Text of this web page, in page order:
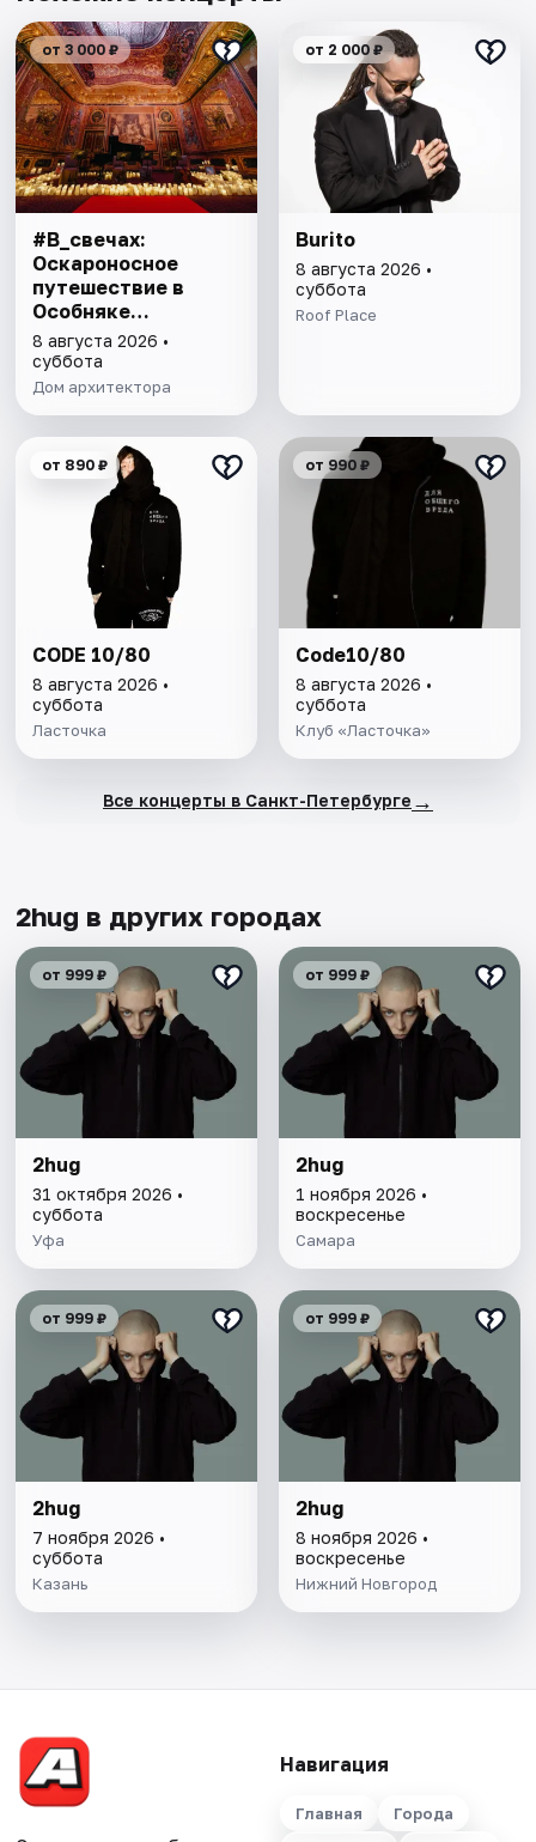
от 3 000 ₽
#В_свечах:
Оскароносное
путешествие в
Особняке
Половцова
8 августа 2026 •
суббота
Дом архитектора
от 2 000 ₽
Burito
8 августа 2026 •
суббота
Roof Place
от 890 ₽
CODE 10/80
8 августа 2026 •
суббота
Ласточка
от 990 ₽
Code10/80
8 августа 2026 •
суббота
Клуб «Ласточка»
Все концерты в Санкт-Петербурге →
2hug в других городах
от 999 ₽
2hug
31 октября 2026 •
суббота
Уфа
от 999 ₽
2hug
1 ноября 2026 •
воскресенье
Самара
от 999 ₽
2hug
7 ноября 2026 •
суббота
Казань
от 999 ₽
2hug
8 ноября 2026 •
воскресенье
Нижний Новгород
Навигация
Главная
Города